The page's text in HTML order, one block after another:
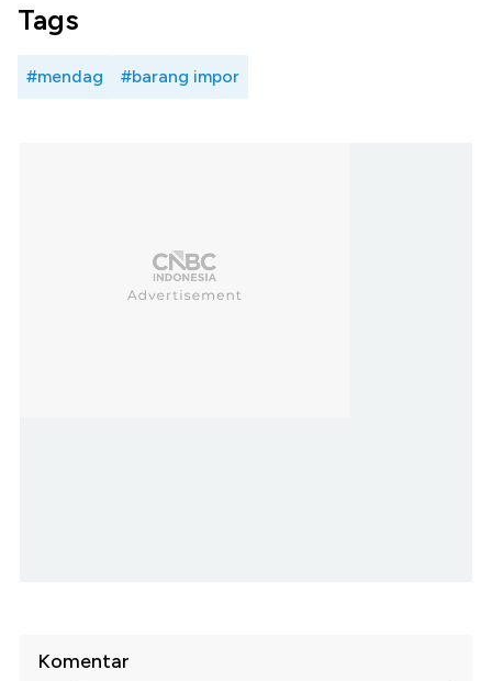
Tags
#mendag #barang impor
Komentar